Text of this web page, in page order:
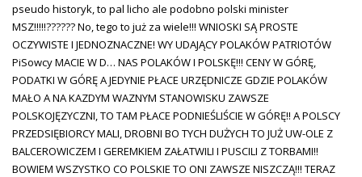
pseudo historyk, to pal licho ale podobno polski minister
MSZ!!!!!?????? No, tego to już za wiele!!! WNIOSKI SĄ PROSTE
OCZYWISTE I JEDNOZNACZNE! WY UDAJĄCY POLAKÓW PATRIOTÓW
PiSowcy MACIE W D… NAS POLAKÓW I POLSKĘ!!! CENY W GÓRĘ,
PODATKI W GÓRĘ A JEDYNIE PŁACE URZĘDNICZE GDZIE POLAKÓW
MAŁO A NA KAZDYM WAZNYM STANOWISKU ZAWSZE
POLSKOJĘZYCZNI, TO TAM PŁACE PODNIEŚLIŚCIE W GÓRĘ!! A POLSCY
PRZEDSIĘBIORCY MALI, DROBNI BO TYCH DUŻYCH TO JUŻ UW-OLE Z
BALCEROWICZEM I GEREMKIEM ZAŁATWILI I PUSCILI Z TORBAMI!!
BOWIEM WSZYSTKO CO POLSKIE TO ONI ZAWSZE NISZCZĄ!!! TERAZ